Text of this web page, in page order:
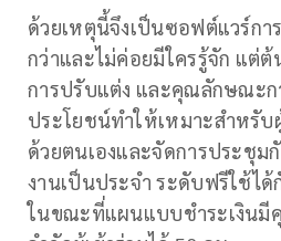
ด้วยเหตุนี้จึงเป็นซอฟต์แวร์ก
กว่าและไม่ค่อยมีใครรู้จัก แต่ต้
การปรับแต่ง และคุณลักษณะ
ประโยชน์ทำให้เหมาะสำหรั
ด้วยตนเองและจัดการประชุม
งานเป็นประจำ ระดับฟรีใช้ไ
ในขณะที่แผนแบบชำระเงินมี